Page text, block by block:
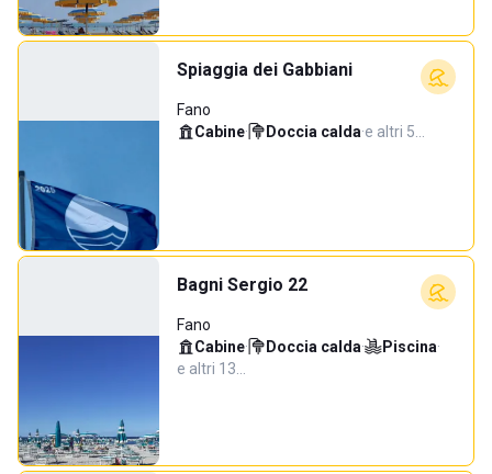
Spiaggia dei Gabbiani
Fano
Cabine· Doccia calda·e altri 5…
Bagni Sergio 22
Fano
Cabine· Doccia calda· Piscina·
e altri 13…